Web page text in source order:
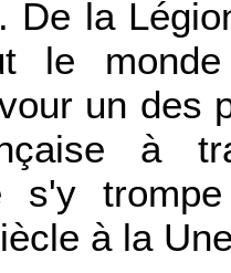
De la
le
un des
à
s'y
à la